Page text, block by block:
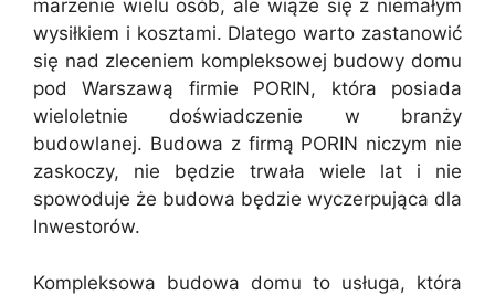
marzenie wielu osób, ale wiąże się z niemałym
wysiłkiem i kosztami. Dlatego warto zastanowić
się nad zleceniem kompleksowej budowy domu
pod Warszawą firmie PORIN, która posiada
wieloletnie doświadczenie w branży
budowlanej. Budowa z firmą PORIN niczym nie
zaskoczy, nie będzie trwała wiele lat i nie
spowoduje że budowa będzie wyczerpująca dla
Inwestorów.
Kompleksowa budowa domu to usługa, która